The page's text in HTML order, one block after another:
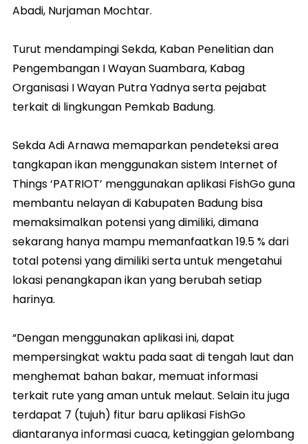
Abadi, Nurjaman Mochtar.
Turut mendampingi Sekda, Kaban Penelitian dan
Pengembangan I Wayan Suambara, Kabag
Organisasi I Wayan Putra Yadnya serta pejabat
terkait di lingkungan Pemkab Badung.
Sekda Adi Arnawa memaparkan pendeteksi area
tangkapan ikan menggunakan sistem Internet of
Things ‘PATRIOT’ menggunakan aplikasi FishGo guna
membantu nelayan di Kabupaten Badung bisa
memaksimalkan potensi yang dimiliki, dimana
sekarang hanya mampu memanfaatkan 19.5 % dari
total potensi yang dimiliki serta untuk mengetahui
lokasi penangkapan ikan yang berubah setiap
harinya.
“Dengan menggunakan aplikasi ini, dapat
mempersingkat waktu pada saat di tengah laut dan
menghemat bahan bakar, memuat informasi
terkait rute yang aman untuk melaut. Selain itu juga
terdapat 7 (tujuh) fitur baru aplikasi FishGo
diantaranya informasi cuaca, ketinggian gelombang